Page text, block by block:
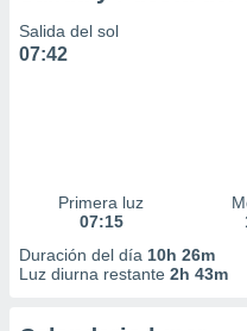
Salida del sol
07:42
Primera luz
07:15
Duración del día 10h 26m
Luz diurna restante 2h 43m